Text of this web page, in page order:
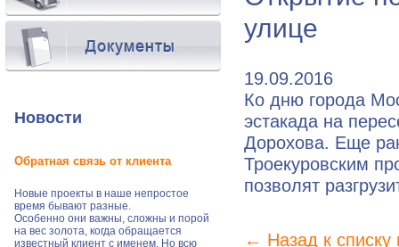
Новости
Обратная связь от клиента
Новые проекты в наше непростое
время бывают разные.
Особенно они важны, сложны и порой
на вес золота, когда обращается
известный клиент с именем. Но всю
улице
19.09.2016
Ко дню города
эстакада на
Дорохова. Еще
Троекуровским
позволят
← Назад к списку